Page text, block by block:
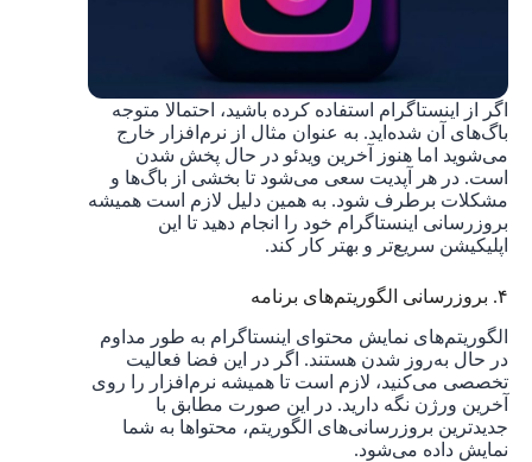
اگر از اینستاگرام استفاده کرده باشید، احتمالا متوجه
باگ‌های آن شده‌اید. به عنوان مثال از نرم‌افزار خارج
می‌شوید اما هنوز آخرین ویدئو در حال پخش شدن
است. در هر آپدیت سعی می‌شود تا بخشی از باگ‌ها و
مشکلات برطرف شود. به همین دلیل لازم است همیشه
بروزرسانی اینستاگرام خود را انجام دهید تا این
اپلیکیشن سریع‌تر و بهتر کار کند.
۴. بروزرسانی الگوریتم‌های برنامه
الگوریتم‌های نمایش محتوای اینستاگرام به طور مداوم
در حال به‌روز شدن هستند. اگر در این فضا فعالیت
تخصصی می‌کنید، لازم است تا همیشه نرم‌افزار را روی
آخرین ورژن نگه دارید. در این صورت مطابق با
جدیدترین بروزرسانی‌های الگوریتم، محتواها به شما
نمایش داده می‌شود.